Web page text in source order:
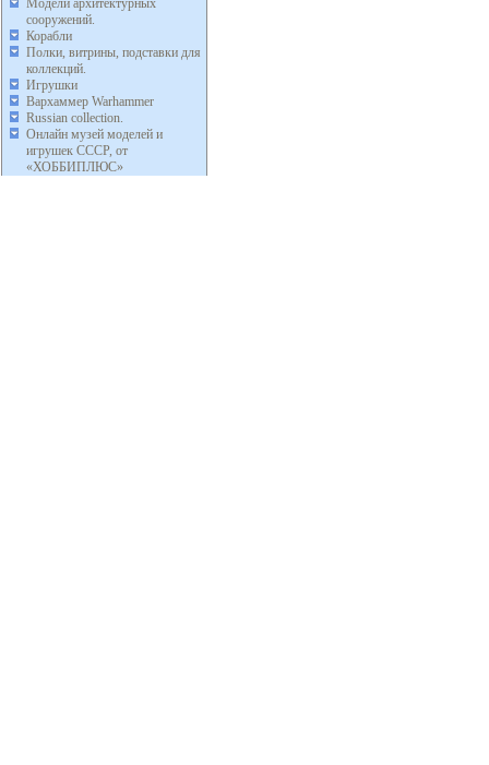
Модели архитектурных
сооружений.
Корабли
Полки, витрины, подставки для
коллекций.
Игрушки
Вархаммер Warhammer
Russian collection.
Онлайн музей моделей и
игрушек СССР, от
«ХОББИПЛЮС»